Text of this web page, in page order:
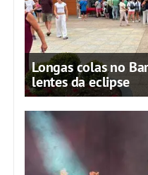
Longas colas no
lentes da eclipse